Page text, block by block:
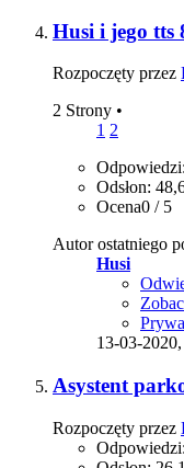
Husi i jego tts
Rozpoczęty przez
2 Strony •
1 2
Odsłon:
Ocena0 / 5
Autor ostatniego
Husi
13-03-2020,
Asystent
Rozpoczęty przez